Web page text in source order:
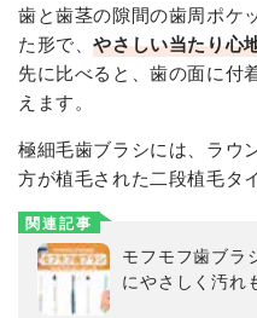
歯と歯茎の隙間の歯周ポケ
た形で、やさしい当たり心
先に比べると、歯の面に付
えます。
極細毛歯ブラシには、ラウ
方が植毛された二段植毛タ
関連記事
モフモフ歯ブラ
にやさしく汚れ